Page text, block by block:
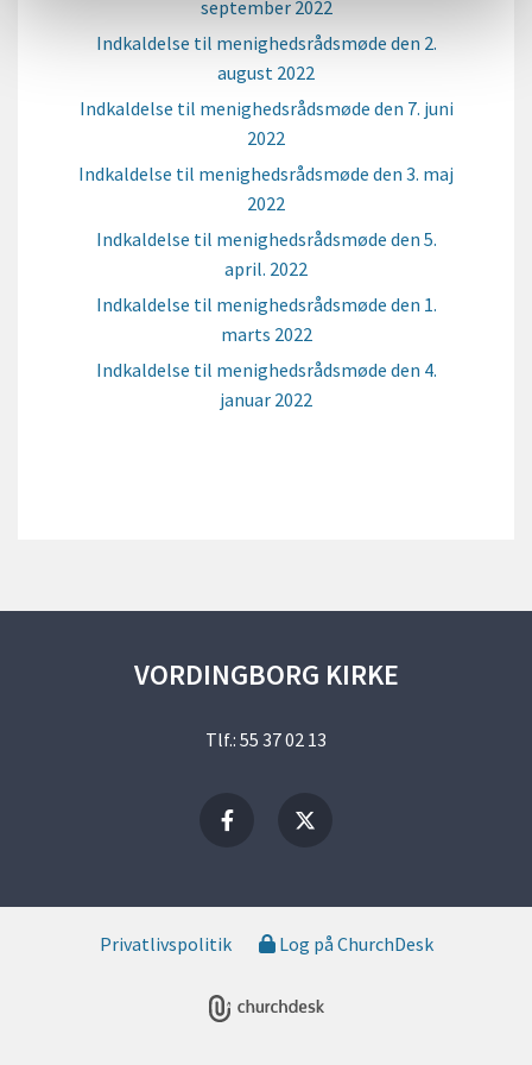
september 2022
Indkaldelse til menighedsrådsmøde den 2.
august 2022
Indkaldelse til menighedsrådsmøde den 7. juni
2022
Indkaldelse til menighedsrådsmøde den 3. maj
2022
Indkaldelse til menighedsrådsmøde den 5.
april. 2022
Indkaldelse til menighedsrådsmøde den 1.
marts 2022
Indkaldelse til menighedsrådsmøde den 4.
januar 2022
VORDINGBORG KIRKE
Tlf.: 55 37 02 13
Privatlivspolitik Log på ChurchDesk